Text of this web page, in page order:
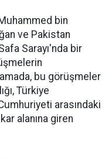
bin
ve Pakistan
Sarayı'nda bir
bu görüşmeler
Türkiye
arasındaki
alanına giren